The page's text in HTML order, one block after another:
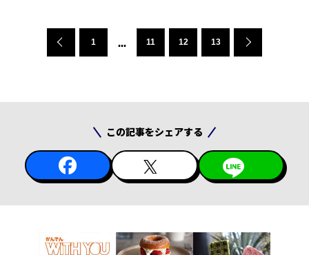
すが、初夏に島内の映えスポッ
トや人気グルメに立ち寄り、海
です。
1 11 12 13
この記事をシェアする